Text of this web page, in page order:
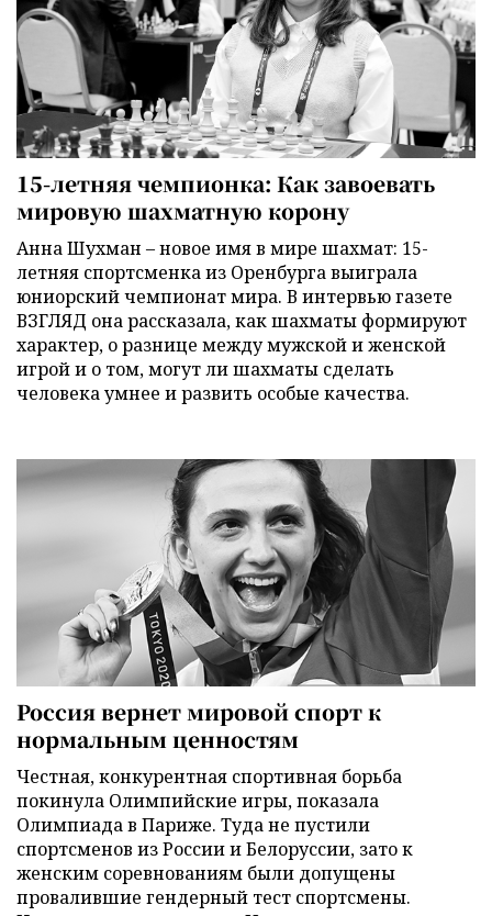
15-летняя чемпионка: Как завоевать
мировую шахматную корону
Анна Шухман – новое имя в мире шахмат: 15-
летняя спортсменка из Оренбурга выиграла
юниорский чемпионат мира. В интервью газете
ВЗГЛЯД она рассказала, как шахматы формируют
характер, о разнице между мужской и женской
игрой и о том, могут ли шахматы сделать
человека умнее и развить особые качества.
Россия вернет мировой спорт к
нормальным ценностям
Честная, конкурентная спортивная борьба
покинула Олимпийские игры, показала
Олимпиада в Париже. Туда не пустили
спортсменов из России и Белоруссии, зато к
женским соревнованиям были допущены
провалившие гендерный тест спортсмены.